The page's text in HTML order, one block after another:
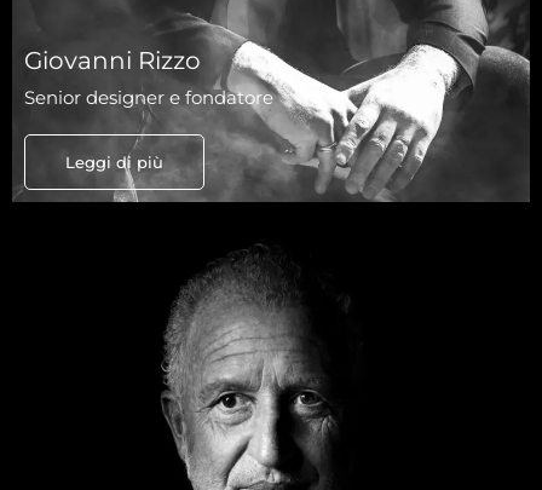
Giovanni Rizzo
Senior designer e fondatore
Leggi di più